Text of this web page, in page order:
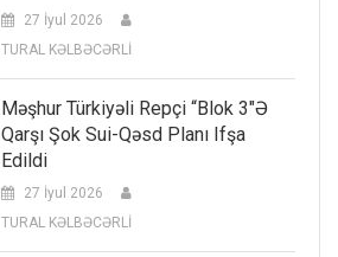
27 İyul 2026
TURAL KƏLBƏCƏRLİ
Məşhur Türkiyəli Repçi “Blok 3″ə
Qarşı Şok Sui-Qəsd Planı Ifşa
Edildi
27 İyul 2026
TURAL KƏLBƏCƏRLİ